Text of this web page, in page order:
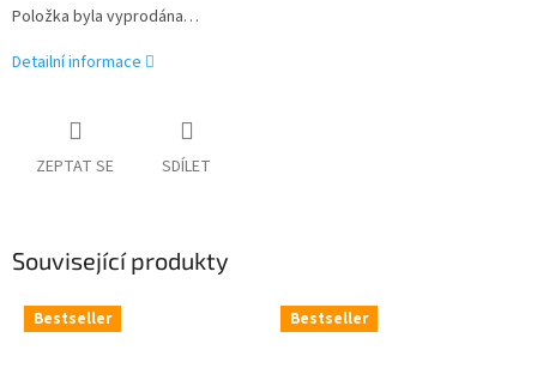
Položka byla vyprodána…
Detailní informace
ZEPTAT SE SDÍLET
Související produkty
Bestseller Bestseller